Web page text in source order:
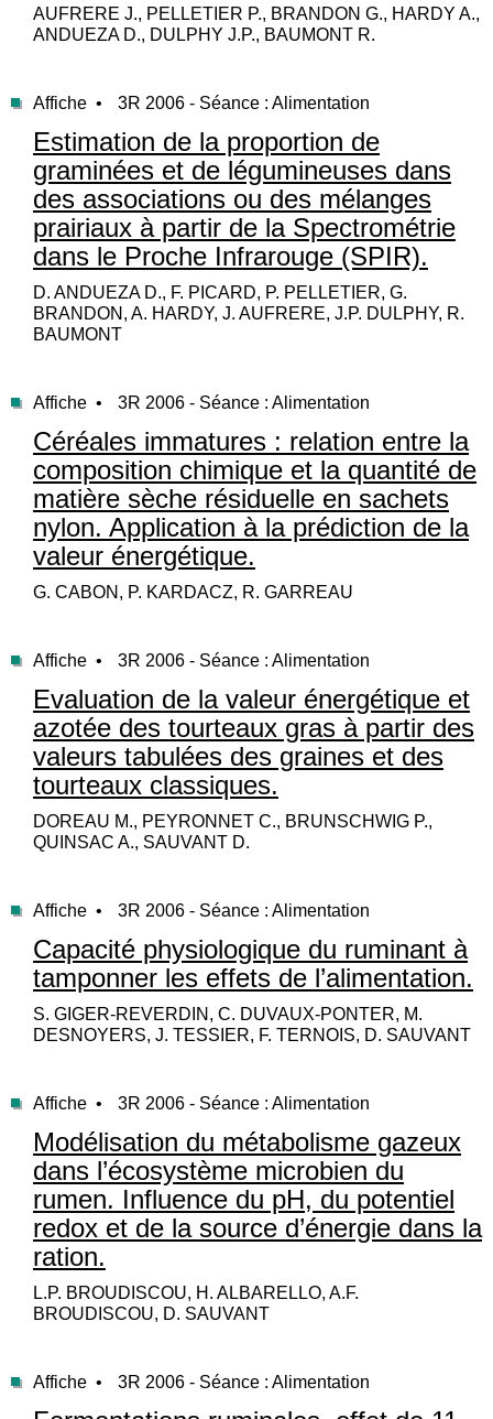
AUFRERE J., PELLETIER P., BRANDON G., HARDY A.,
ANDUEZA D., DULPHY J.P., BAUMONT R.
Affiche • 3R 2006 - Séance : Alimentation
Estimation de la proportion de
graminées et de légumineuses dans
des associations ou des mélanges
prairiaux à partir de la Spectrométrie
dans le Proche Infrarouge (SPIR).
D. ANDUEZA D., F. PICARD, P. PELLETIER, G.
BRANDON, A. HARDY, J. AUFRERE, J.P. DULPHY, R.
BAUMONT
Affiche • 3R 2006 - Séance : Alimentation
Céréales immatures : relation entre la
composition chimique et la quantité de
matière sèche résiduelle en sachets
nylon. Application à la prédiction de la
valeur énergétique.
G. CABON, P. KARDACZ, R. GARREAU
Affiche • 3R 2006 - Séance : Alimentation
Evaluation de la valeur énergétique et
azotée des tourteaux gras à partir des
valeurs tabulées des graines et des
tourteaux classiques.
DOREAU M., PEYRONNET C., BRUNSCHWIG P.,
QUINSAC A., SAUVANT D.
Affiche • 3R 2006 - Séance : Alimentation
Capacité physiologique du ruminant à
tamponner les effets de l’alimentation.
S. GIGER-REVERDIN, C. DUVAUX-PONTER, M.
DESNOYERS, J. TESSIER, F. TERNOIS, D. SAUVANT
Affiche • 3R 2006 - Séance : Alimentation
Modélisation du métabolisme gazeux
dans l’écosystème microbien du
rumen. Influence du pH, du potentiel
redox et de la source d’énergie dans la
ration.
L.P. BROUDISCOU, H. ALBARELLO, A.F.
BROUDISCOU, D. SAUVANT
Affiche • 3R 2006 - Séance : Alimentation